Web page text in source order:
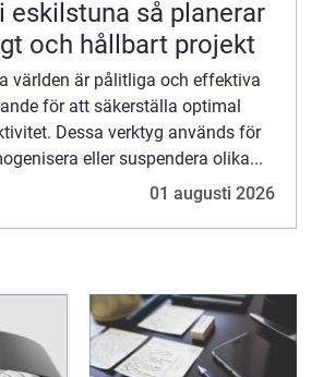
så planerar
och hållbart projekt
världen är pålitliga och effektiva
för att säkerställa optimal
Dessa verktyg används för
eller suspendera olika...
01 augusti 2026